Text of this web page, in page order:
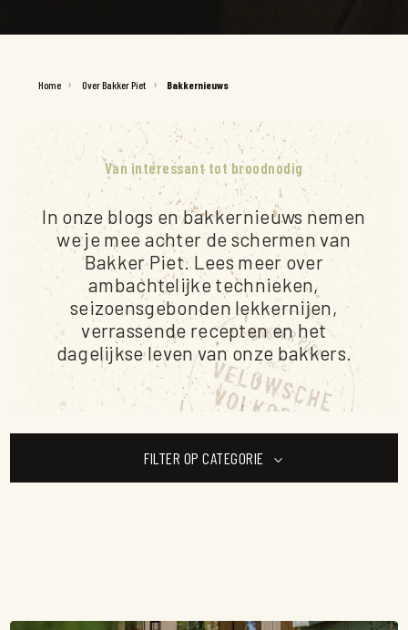
Home Over Bakker Piet Bakkernieuws
Van interessant tot broodnodig
In onze blogs en bakkernieuws nemen
we je mee achter de schermen van
Bakker Piet. Lees meer over
ambachtelijke technieken,
seizoensgebonden lekkernijen,
verrassende recepten en het
dagelijkse leven van onze bakkers .
FILTER OP CATEGORIE
OVER PRODUCTEN